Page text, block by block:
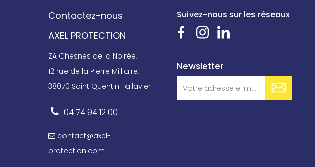
Contactez-nous
AXEL PROTECTION
ZA Chesnes de la Noirée,
12 rue de la Pierre Milliaire,
38070 Saint Quentin Fallavier
04 74 94 12 00
contact@axel-
protection.com
Suivez-nous sur les réseaux
Newsletter